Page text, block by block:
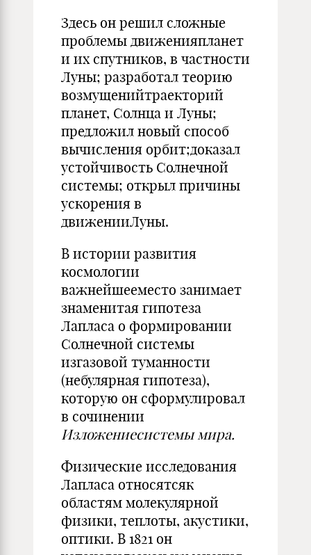
Здесь он решил сложные
проблемы движенияпланет
и их спутников, в частности
Луны; разработал теорию
возмущенийтраекторий
планет, Солнца и Луны;
предложил новый способ
вычисления орбит;доказал
устойчивость Солнечной
системы; открыл причины
ускорения в
движенииЛуны.
В истории развития
космологии
важнейшееместо занимает
знаменитая гипотеза
Лапласа о формировании
Солнечной системы
изгазовой туманности
(небулярная гипотеза),
которую он сформулировал
в сочинении
Изложениесистемы мира.
Физические исследования
Лапласа относятсяк
областям молекулярной
физики, теплоты, акустики,
оптики. В 1821 он